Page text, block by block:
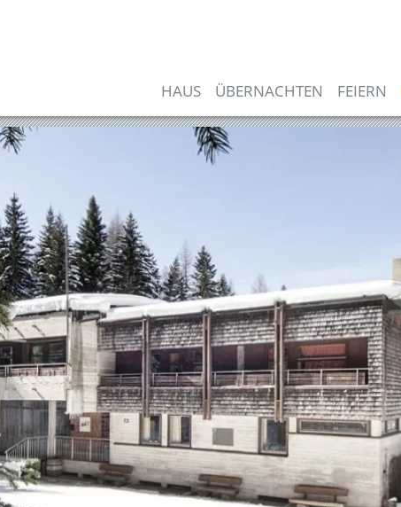
HauptnavigationHAUS ÜBERNACHTEN FEIERN